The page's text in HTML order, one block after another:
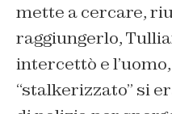
mette a cercare,
raggiungerlo,
intercettò e
“stalkerizzato” si